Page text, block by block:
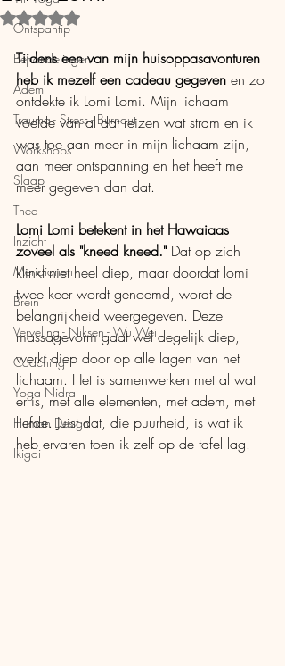
Ontspantip
Behandelingen
Adem
Trauma - Stress - Burnout
Workshops
Slaap
Thee
Inzicht
Meridianen
Brein
Verveling - Niksen - Wu Wei
Coaching
Yoga Nidra
Human Design
Ikigai
Beoordeeld met NaN uit 5 sterren.
Tijdens een van mijn huisoppasavonturen
heb ik mezelf een cadeau gegeven en zo
ontdekte ik Lomi Lomi. Mijn lichaam
voelde van al dat reizen wat stram en ik
was toe aan meer in mijn lichaam zijn,
aan meer ontspanning en het heeft me
meer gegeven dan dat.
Lomi Lomi betekent in het Hawaiaas
zoveel als "kneed kneed." Dat op zich
klinkt niet heel diep, maar doordat lomi
twee keer wordt genoemd, wordt de
belangrijkheid weergegeven. Deze
massagevorm gaat wel degelijk diep,
werkt diep door op alle lagen van het
lichaam. Het is samenwerken met al wat
er is, met alle elementen, met adem, met
liefde. Juist dat, die puurheid, is wat ik
heb ervaren toen ik zelf op de tafel lag.